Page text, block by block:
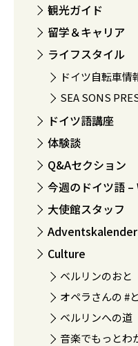
観光ガイド
留学＆キャリア
ライフスタイル
ドイツ自転車情
SEA SONS
ドイツ語講座
体験談
Q&Aセクション
今週のドイツ語
大使館スタッフ
Adventskalender
Culture
ベルリンのおと
オペラさんの #
ベルリンへの道
音楽でもっとわ